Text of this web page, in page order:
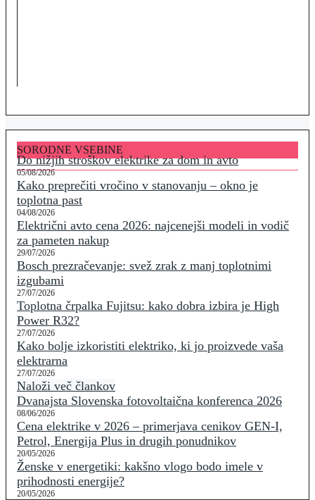
SORODNE VSEBINE
Do nižjih stroškov elektrike za dom in avto
05/08/2026
Kako preprečiti vročino v stanovanju – okno je
toplotna past
04/08/2026
Električni avto cena 2026: najcenejši modeli in vodič
za pameten nakup
29/07/2026
Bosch prezračevanje: svež zrak z manj toplotnimi
izgubami
27/07/2026
Toplotna črpalka Fujitsu: kako dobra izbira je High
Power R32?
27/07/2026
Kako bolje izkoristiti elektriko, ki jo proizvede vaša
elektrarna
27/07/2026
Naloži več člankov
Dvanajsta Slovenska fotovoltaična konferenca 2026
08/06/2026
Cena elektrike v 2026 – primerjava cenikov GEN-I,
Petrol, Energija Plus in drugih ponudnikov
20/05/2026
Ženske v energetiki: kakšno vlogo bodo imele v
prihodnosti energije?
20/05/2026